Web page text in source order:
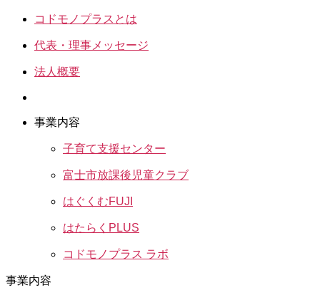
コドモノプラスとは
代表・理事メッセージ
法人概要
事業内容
子育て支援センター
富士市放課後児童クラブ
はぐくむFUJI
はたらくPLUS
コドモノプラス ラボ
事業内容